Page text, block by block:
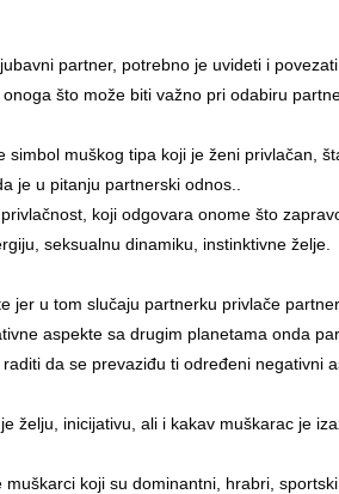
partner, potrebno je uvideti i
što može biti važno pri odabiru
muškog tipa koji je ženi privlačan,
je u pitanju partnerski odnos..
koji odgovara onome što
seksualnu dinamiku, instinktivne želje.
jer u tom slučaju partnerku privlače
aspekte sa drugim planetama onda
da se prevaziđu ti određeni negativni
želju, inicijativu, ali i kakav muškarac je
koji su dominantni, hrabri,